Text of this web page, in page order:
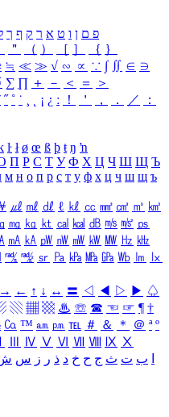
פ ם ן ו ט א ר ק ף ך
＂ （ ） ［ ］ ｛ ｝
≒ ≪ ≫ √ ∽ ∝ ∵ ∫ ∬ ∈ ∋
∑ ∏ ＋ － ＜ ＝
＞
˝ ˚ ˙ ¸ ¡ ¿ ː ！ ＇ ， ． ／
：
ŀ ł ø œ ß þ ŧ ŋ ŉ
П Р С Т У Ф Х Ц Ч Ш Щ Ъ
м н о п р с т у ф х ц ч ш щ ъ
㎕ ㎖ ㎗ ℓ ㎘ ㏄ ㎣ ㎤ ㎥ ㎦
㎎ ㎏ ㏏ ㎈ ㎉ ㏈ ㎧ ㎨ ㎰
㎃ ㎄ ㎺ ㎻ ㎽ ㎾ ㎿ ㎐ ㎑
㎮ ㎯ ㏛ ㎩ ㎪ ㎫ ㎬ ㏝ ㏐
㏓
→ ← ↑ ↓ ↔ 〓 ◁ ◀ ▷ ▶ ♤
▧ ▦ ▩ ♨ ☏ ☎ ☜ ☞ ¶ †
㏇ ™ ㏂ ㏘ ℡ ＃ ＆ ＊ ＠ ª º
Ⅳ Ⅴ Ⅵ Ⅶ Ⅷ Ⅸ Ⅹ
ب ت ث ج ح خ د ذ ر ز س